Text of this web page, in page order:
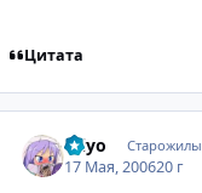
Цитата
taiyo Старожилы
17 Мая, 200620 г